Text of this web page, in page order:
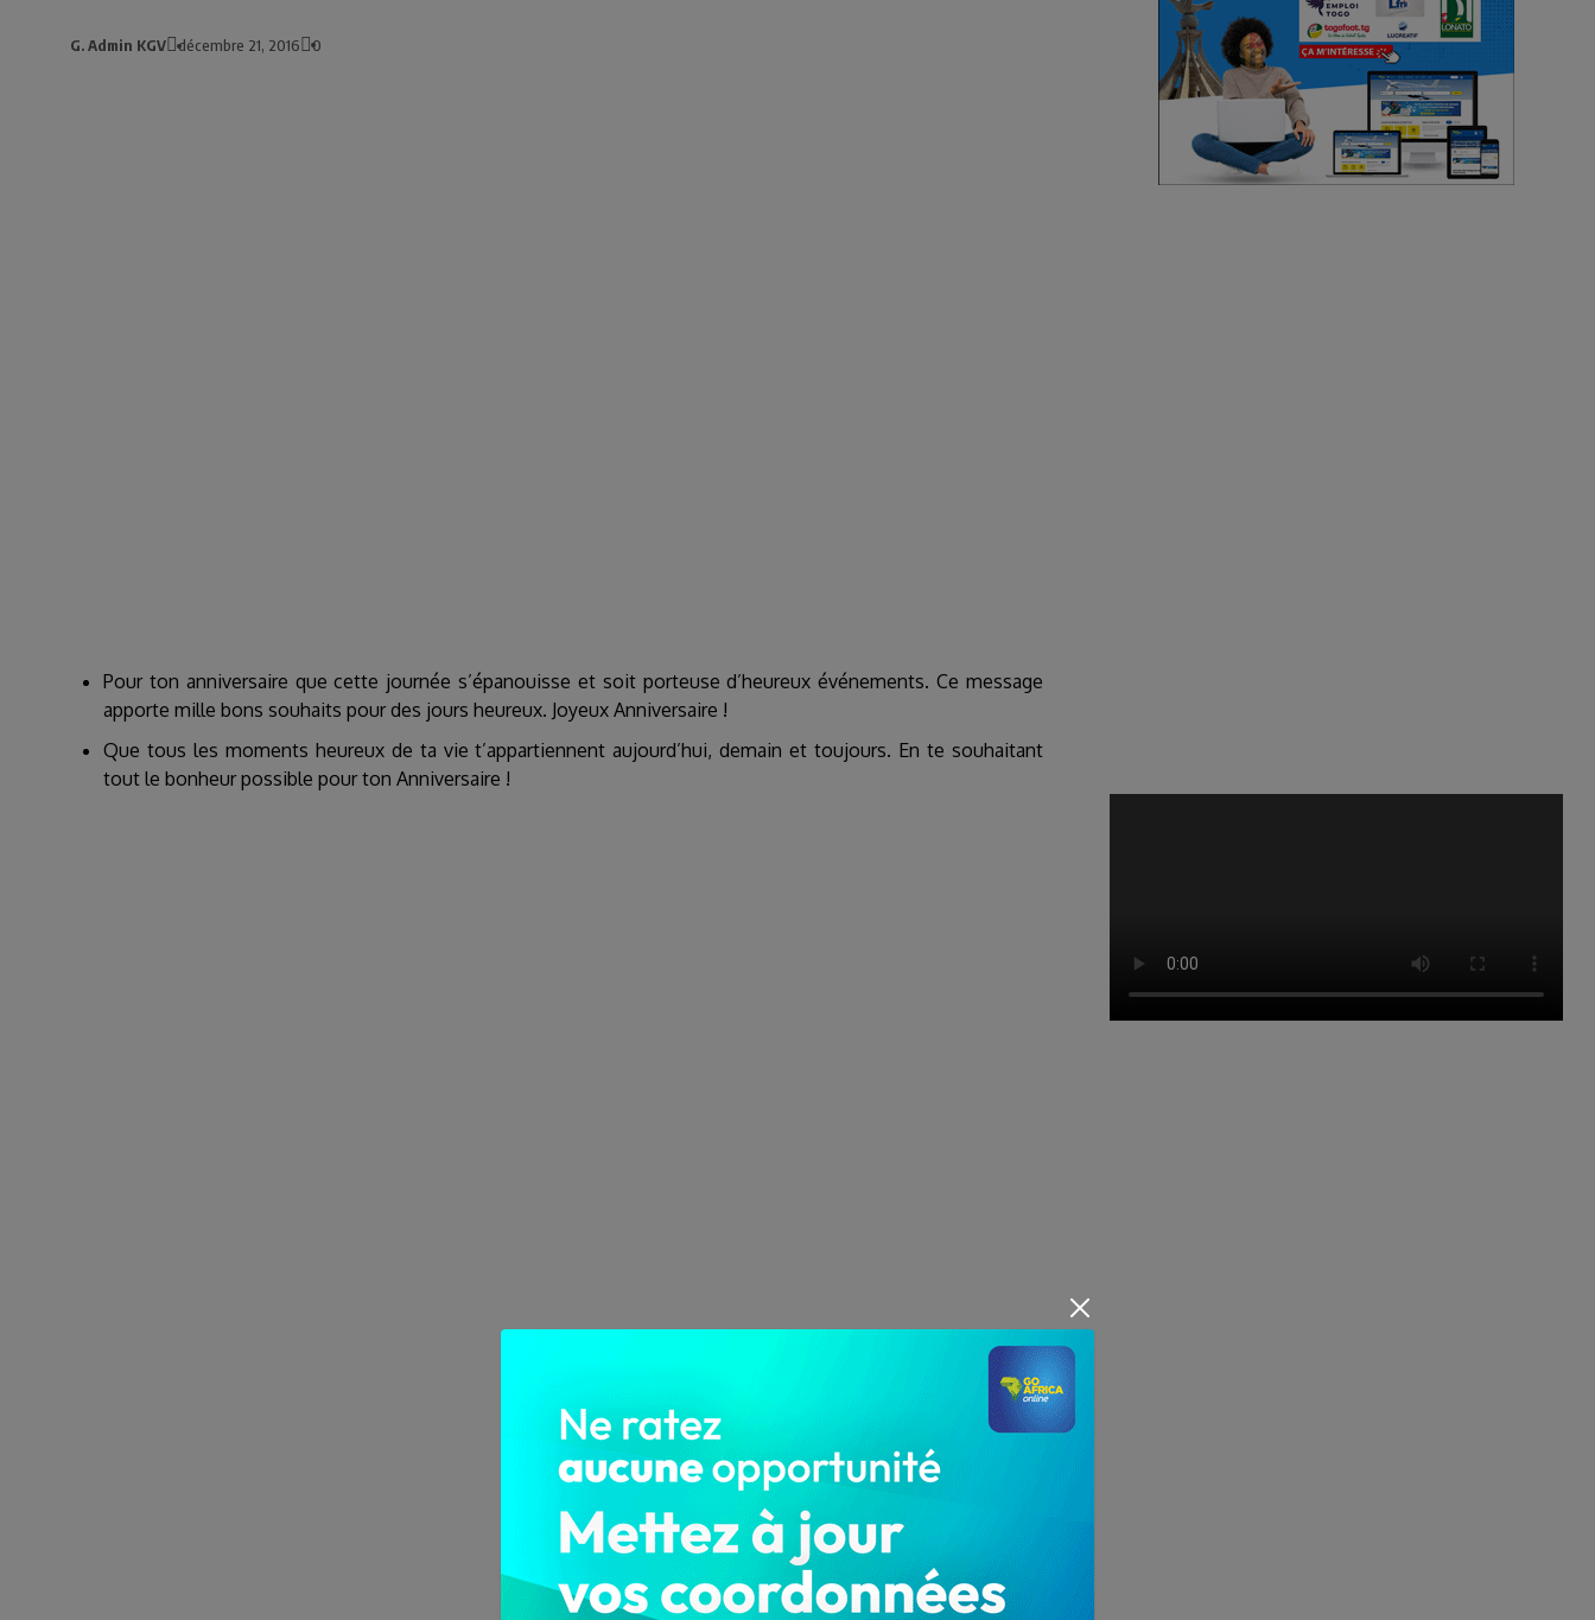
G. Admin KGV décembre 21, 2016 0
Pour ton anniversaire que cette journée s’épanouisse et soit porteuse d’heureux événements. Ce message
apporte mille bons souhaits pour des jours heureux. Joyeux Anniversaire !
Que tous les moments heureux de ta vie t’appartiennent aujourd’hui, demain et toujours. En te souhaitant
tout le bonheur possible pour ton Anniversaire !